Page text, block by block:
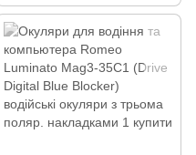
трьома поляр. накладками